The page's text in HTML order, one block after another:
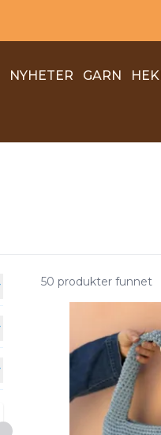
NYHETER GARN
50 produkter funnet